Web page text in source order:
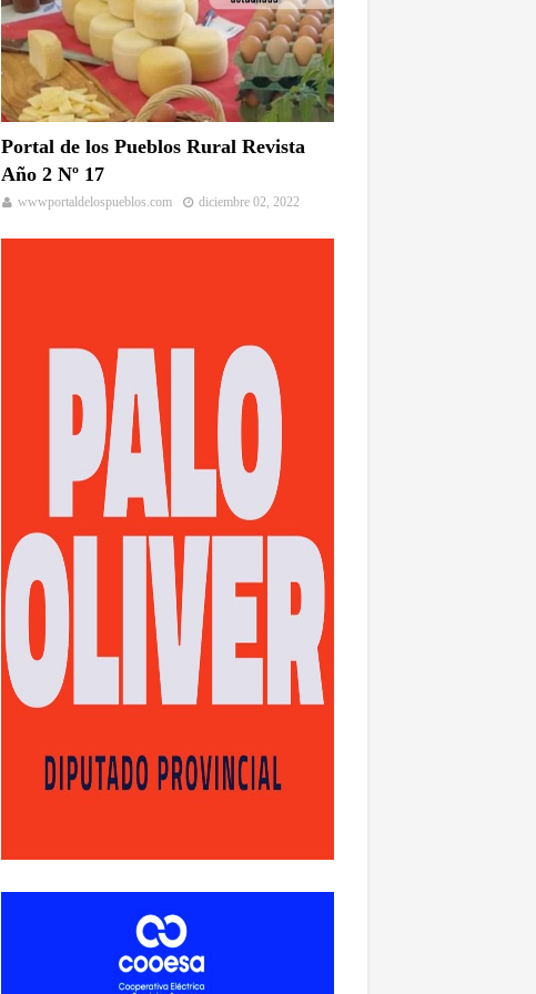
Portal de los Pueblos Rural Revista
Año 2 Nº 17
wwwportaldelospueblos.com diciembre 02, 2022